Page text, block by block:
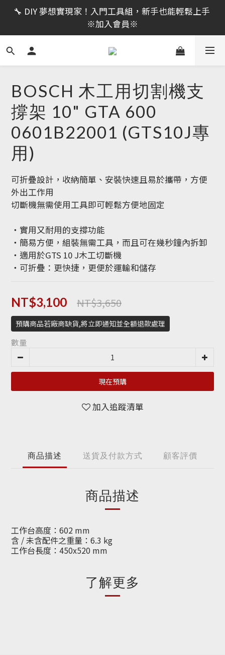
限時活動｜全館消費滿 NT$599 即享免運費，工具補貨
趁現在！立即逛活動商品
🔧 DIY 夢想實現家！入門工具組，新手也能輕鬆上手
※加入會員※
🔨 電動工具熱銷中！馬力強勁，助您輕鬆完成任務 ※
加入會員※
限時活動｜全館消費滿 NT$599 即享免運費，工具補貨
趁現在！立即逛活動商品
BOSCH 木工用切割機支
撐架 10" GTA 600
0601B22001 (GTS10J專
用)
可折疊設計，收納簡單、安裝快速且易於攜帶，方便
外出工作用
切斷機無需使用工具即可輕鬆方便地固定
‧實用又耐用的支撐功能
‧簡易方便，組裝無需工具，而且可在幾秒鐘內拆卸
‧適用於GTS 10 J木工切斷機
‧可折疊：更快捷，更便於運輸和儲存
NT$3,100 NT$3,650
預購商品若廠商缺貨,將立即通知並全額退款處理
數量
現在預購
加入追蹤清單
商品描述 送貨及付款方式 顧客評價
商品描述
工作台高度：602 mm
含 / 未含配件之重量：6.3 kg
工作台長度：450x520 mm
了解更多